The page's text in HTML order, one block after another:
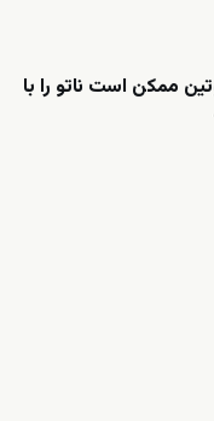
ممکن است ناتو را با